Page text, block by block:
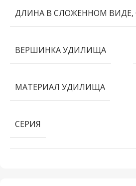
ДЛИНА В СЛОЖЕННОМ ВИДЕ,
ВЕРШИНКА УДИЛИЩА
МАТЕРИАЛ УДИЛИЩА
СЕРИЯ